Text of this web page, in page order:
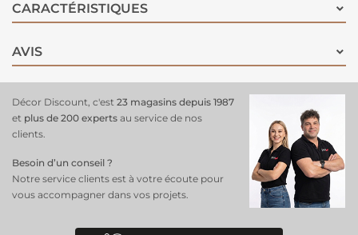
de table à tapisser, la colle se met directement sur le mur.
CARACTÉRISTIQUES
AVIS
Décor Discount, c'est 23 magasins depuis 1987
et plus de 200 experts au service de nos
clients.
Besoin d’un conseil ?
Notre service clients est à votre écoute pour
vous accompagner dans vos projets.